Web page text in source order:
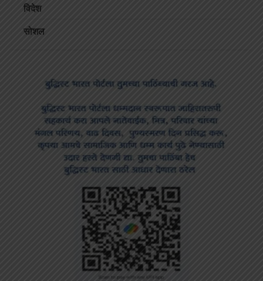
विदेश
सोशल